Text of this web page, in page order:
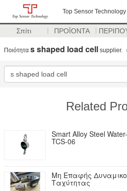
Top Sensor Technology
Σπίτι ΠΡΟΪΟΝΤΑ
Ποιότητα s shaped load cell supplier.
Related
Smart Alloy Steel
TCS-06
Μη Επαφής
Ταχύτητας